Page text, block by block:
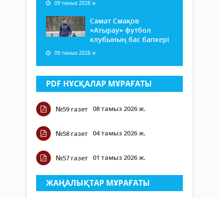
09 тамыз 2026 ж.
Самат Смақов
«Атырау» футбол
клубының бас бапкері
09 тамыз 2026 ж.
PDF НҰСҚАЛАР МҰРАҒАТЫ
№59 газет 08 тамыз 2026 ж.
№58 газет 04 тамыз 2026 ж.
№57 газет 01 тамыз 2026 ж.
ЖАҢАЛЫҚТАР МҰРАҒАТЫ